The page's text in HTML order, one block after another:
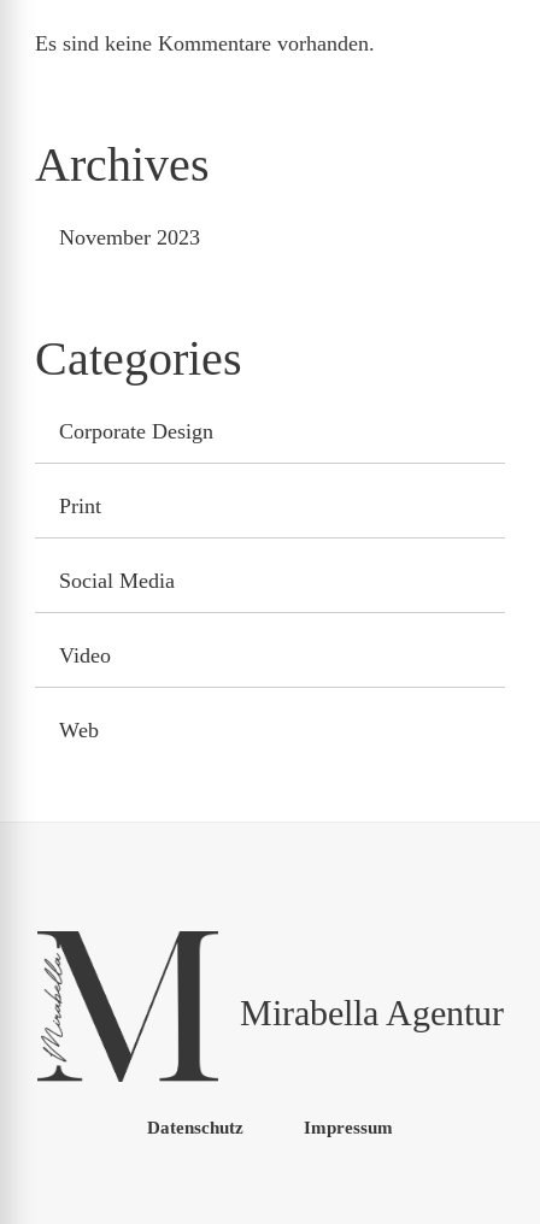
Es sind keine Kommentare vorhanden.
Archives
November 2023
Categories
Corporate Design
Print
Social Media
Video
Web
Mirabella Agentur
Datenschutz Impressum